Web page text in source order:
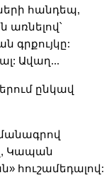
հանդեպ,
առնելով՝
գրքույկը:
Ավաղ...
ընկավ
Կապան
հուշամեդալով: